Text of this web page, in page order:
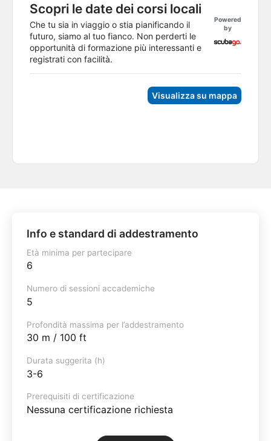
Scopri le date dei corsi locali
Che tu sia in viaggio o stia pianificando il
futuro, siamo al tuo fianco. Non perderti le
opportunità di formazione più interessanti e
registrati con facilità.
Powered
by
Visualizza su mappa
Info e standard di addestramento
Età minima per partecipare
6
Numero di sessioni accademiche
5
Profondità massima per l’addestramento
30 m / 100 ft
Durata suggerita (h)
3-6
Prerequisiti di certificazione
Nessuna certificazione richiesta